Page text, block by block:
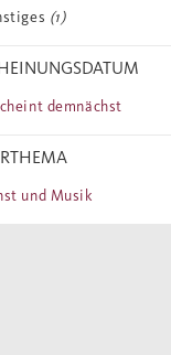
(1)
demnächst
und Musik